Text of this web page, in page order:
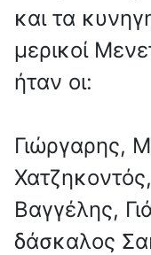
και τα
μερικοί
ήταν οι:
Γιώργαρης,
Βαγγέλης,
δάσκαλος